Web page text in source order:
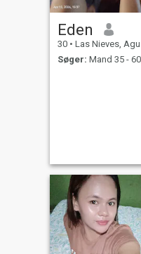
Eden
30 • Las Nieves, Agusan del Norte,
Søger: Mand 35 - 60